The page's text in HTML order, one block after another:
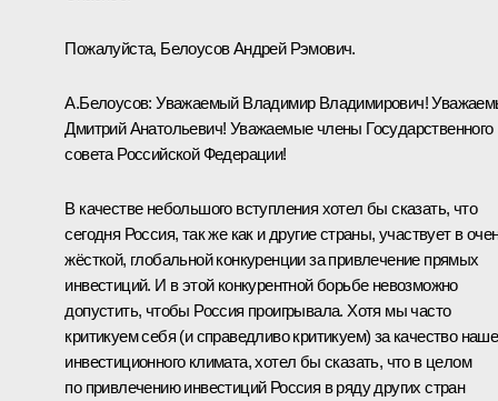
Пожалуйста, Белоусов Андрей Рэмович.
А.Белоусов: Уважаемый Владимир Владимирович!
Дмитрий Анатольевич! Уважаемые члены Государственного
совета Российской Федерации!
В качестве небольшого вступления хотел бы сказать, что
сегодня Россия, так же как и другие страны, участвует в
жёсткой, глобальной конкуренции за привлечение прямых
инвестиций. И в этой конкурентной борьбе невозможно
допустить, чтобы Россия проигрывала. Хотя мы часто
критикуем себя (и справедливо критикуем) за качество
инвестиционного климата, хотел бы сказать, что в целом
по привлечению инвестиций Россия в ряду других стран